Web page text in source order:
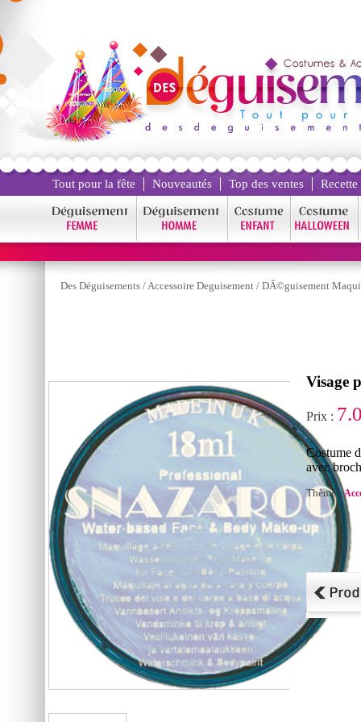
Tout pour la fête Nouveautés Top des ventes
Des Déguisements /Accessoire Deguisement / DÃ©guisement
Visage
Prix :
Costume
avec
Thème :